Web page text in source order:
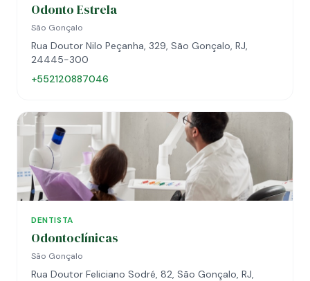
Odonto Estrela
São Gonçalo
Rua Doutor Nilo Peçanha, 329, São Gonçalo, RJ,
24445-300
+552120887046
DENTISTA
Odontoclínicas
São Gonçalo
Rua Doutor Feliciano Sodré, 82, São Gonçalo, RJ,